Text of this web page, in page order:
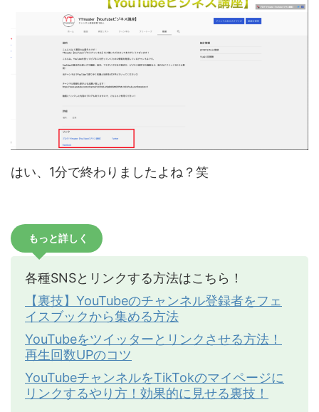
はい、1分で終わりましたよね？笑
もっと詳しく
各種SNSとリンクする方法はこちら！
【裏技】YouTubeのチャンネル登録者をフェ
イスブックから集める方法
YouTubeをツイッターとリンクさせる方法！
再生回数UPのコツ
YouTubeチャンネルをTikTokのマイページに
リンクするやり方！効果的に見せる裏技！